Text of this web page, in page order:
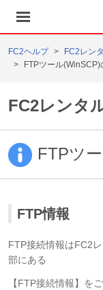
FC2ヘルプ FC2レン
FTPツール(WinSCP)
FC2レンタ
FTPツ
FTP情報
FTP接続情報はFC2
部にある
【FTP接続情報】を